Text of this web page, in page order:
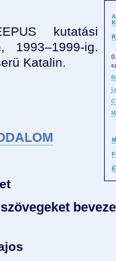
kutatási
1993–1999-ig.
Katalin.